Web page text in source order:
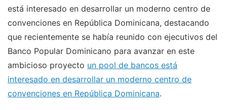
está interesado en desarrollar un moderno centro de
convenciones en República Dominicana, destacando
que recientemente se había reunido con ejecutivos del
Banco Popular Dominicano para avanzar en este
ambicioso proyecto un pool de bancos está
interesado en desarrollar un moderno centro de
convenciones en República Dominicana.